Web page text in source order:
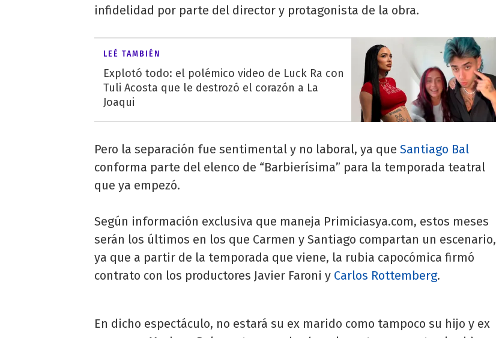
infidelidad por parte del director y protagonista de la obra.
LEÉ TAMBIÉN
Explotó todo: el polémico video de Luck Ra con
Tuli Acosta que le destrozó el corazón a La
Joaqui
Pero la separación fue sentimental y no laboral, ya que Santiago Bal
conforma parte del elenco de “Barbierísima” para la temporada teatral
que ya empezó.
Según información exclusiva que maneja Primiciasya.com, estos meses
serán los últimos en los que Carmen y Santiago compartan un escenario,
ya que a partir de la temporada que viene, la rubia capocómica firmó
contrato con los productores Javier Faroni y Carlos Rottemberg.
En dicho espectáculo, no estará su ex marido como tampoco su hijo y ex